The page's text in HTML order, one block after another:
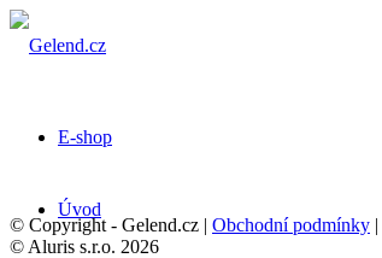
E-shop
Úvod
© Copyright - Gelend.cz | Obchodní podmínky |
© Aluris s.r.o. 2026